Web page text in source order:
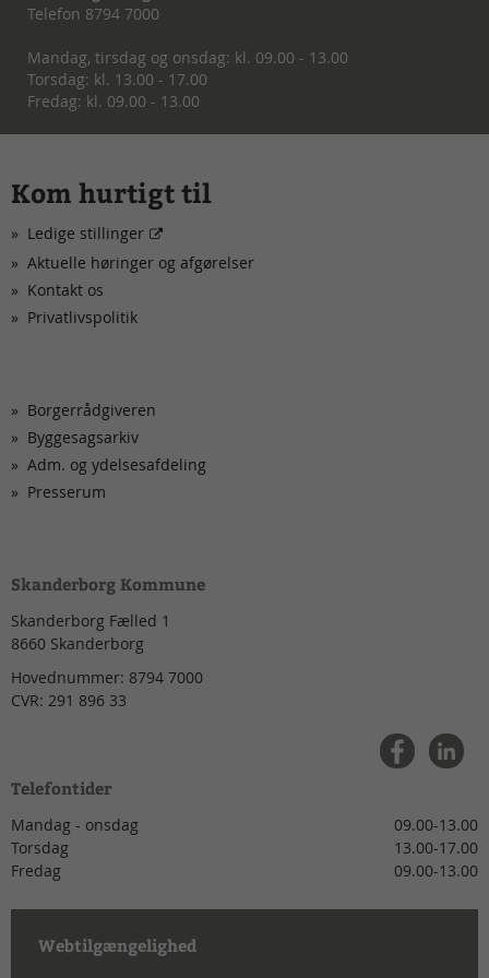
Telefon 8794 7000
Mandag, tirsdag og onsdag: kl. 09.00 - 13.00
Torsdag: kl. 13.00 - 17.00
Fredag: kl. 09.00 - 13.00
Kom hurtigt til
Ledige stillinger
Aktuelle høringer og afgørelser
Kontakt os
Privatlivspolitik
Borgerrådgiveren
Byggesagsarkiv
Adm. og ydelsesafdeling
Presserum
Skanderborg Kommune
Skanderborg Fælled 1
8660 Skanderborg
Hovednummer: 8794 7000
CVR: 291 896 33
Telefontider
Mandag - onsdag
09.00-13.00
Torsdag
13.00-17.00
Fredag
09.00-13.00
Webtilgængelighed